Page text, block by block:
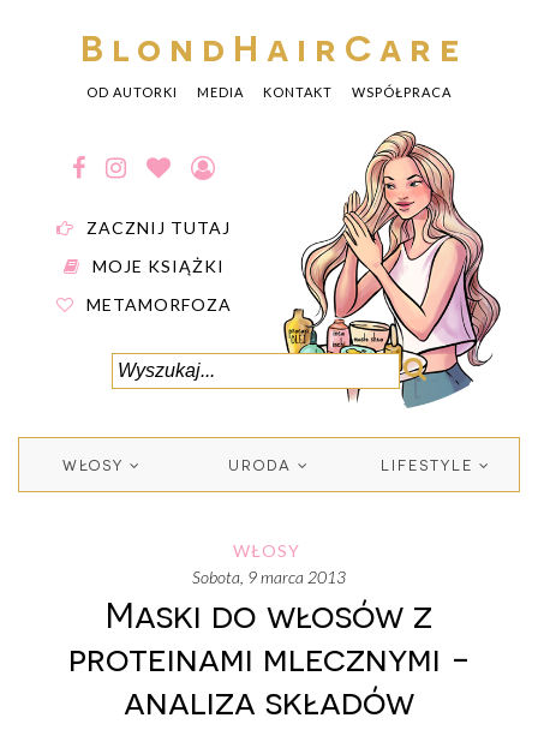
BlondHairCare
OD AUTORKI MEDIA KONTAKT WSPÓŁPRACA
ZACZNIJ TUTAJ
MOJE KSIĄŻKI
METAMORFOZA
WŁOSY URODA LIFESTYLE
WŁOSY
sobota, 9 marca 2013
Maski do włosów z
proteinami mlecznymi -
analiza składów